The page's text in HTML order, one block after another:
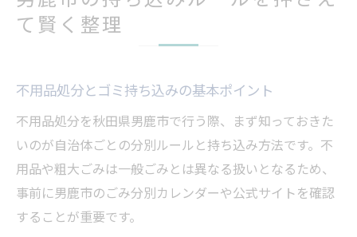
て賢く整理
不用品処分とゴミ持ち込みの基本ポイント
不用品処分を秋田県男鹿市で行う際、まず知っておきた
いのが自治体ごとの分別ルールと持ち込み方法です。不
用品や粗大ごみは一般ごみとは異なる扱いとなるため、
事前に男鹿市のごみ分別カレンダーや公式サイトを確認
することが重要です。